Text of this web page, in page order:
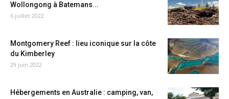
Wollongong à Batemans...
6 juillet 2022
Montgomery Reef : lieu iconique sur la côte
du Kimberley
29 juin 2022
Hébergements en Australie : camping, van,